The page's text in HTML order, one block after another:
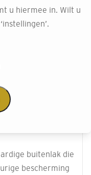
buitenlak die
bescherming
u hiermee in. Wilt u